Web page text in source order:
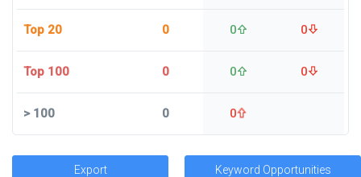
Top 20 0 0 0
Top 100 0 0 0
>100 0 0
Export Keyword Opportunities